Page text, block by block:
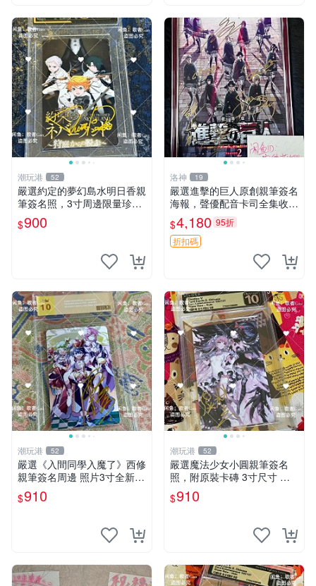
潮玩港 52
嚴選約定的夢幻島水明日香親
筆簽名照，3寸周邊限量珍藏
紙質佳 附卡磚 約定的夢幻島
筆記本 名人照
$900
洛神 19
嚴選進擊的巨人原創親筆簽名
海報，聲優配音卡司全集收藏
推薦 艾倫、三笠、阿明、埃
爾文巨細靡遺肖像照
$4,180 95折
折扣碼
潮玩港 52
嚴選《入間同學入魔了》西修
親筆簽名周邊 照片3寸全新含
卡磚 收藏推薦 鏡像照片 周邊
收藏
$910
潮玩港 52
嚴選魔法少女小圓親筆簽名
照，附原裝卡磚 3寸尺寸 親
簽紀念品 小圓周邊 畫集 監督
親筆
$910